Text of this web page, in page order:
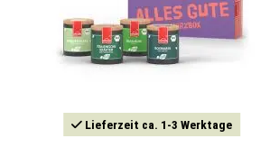
Lieferzeit ca. 1-3 Werktage